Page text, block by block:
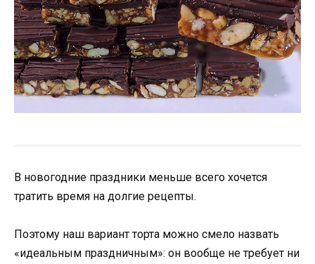
В новогодние праздники меньше всего хочется
тратить время на долгие рецепты.
Поэтому наш вариант торта можно смело назвать
«идеальным праздничным»: он вообще не требует ни